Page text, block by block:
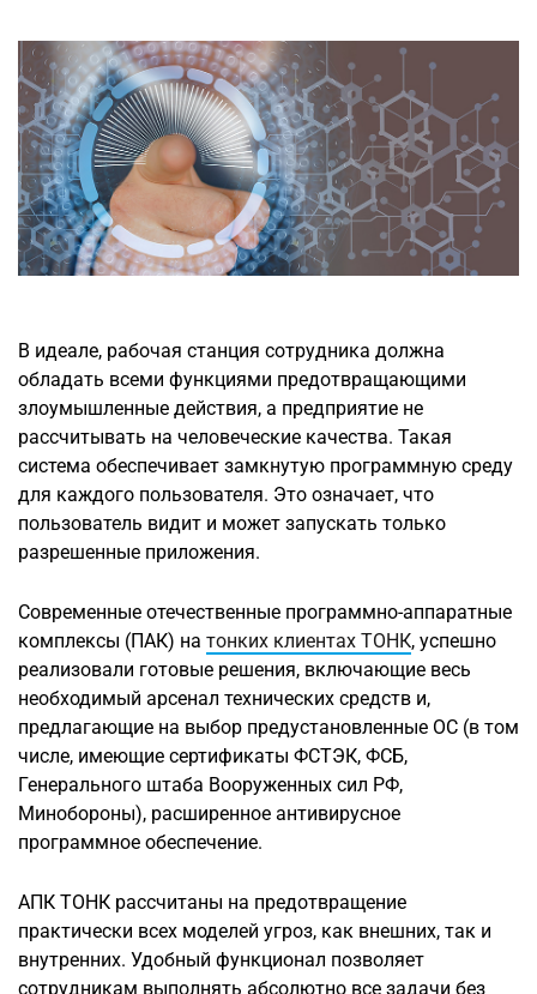
В идеале, рабочая станция сотрудника должна
обладать всеми функциями предотвращающими
злоумышленные действия, а предприятие не
рассчитывать на человеческие качества. Такая
система обеспечивает замкнутую программную среду
для каждого пользователя. Это означает, что
пользователь видит и может запускать только
разрешенные приложения.
Современные отечественные программно-аппаратные
комплексы (ПАК) на тонких клиентах ТОНК, успешно
реализовали готовые решения, включающие весь
необходимый арсенал технических средств и,
предлагающие на выбор предустановленные ОС (в том
числе, имеющие сертификаты ФСТЭК, ФСБ,
Генерального штаба Вооруженных сил РФ,
Минобороны), расширенное антивирусное
программное обеспечение.
АПК ТОНК рассчитаны на предотвращение
практически всех моделей угроз, как внешних, так и
внутренних. Удобный функционал позволяет
сотрудникам выполнять абсолютно все задачи без